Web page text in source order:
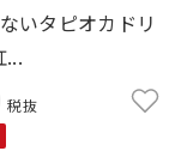
いタピオカドリ
...
税抜